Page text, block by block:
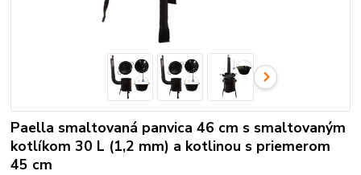
Paella smaltovaná panvica 46 cm s smaltovaným
kotlíkom 30 L (1,2 mm) a kotlinou s priemerom
45 cm